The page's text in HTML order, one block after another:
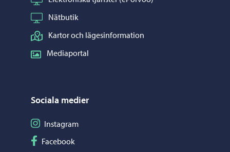
Nätbutik
Kartor och lägesinformation
Mediaportal
Sociala medier
Följ på Instagram
Instagram
Följ på Facebook
Facebook